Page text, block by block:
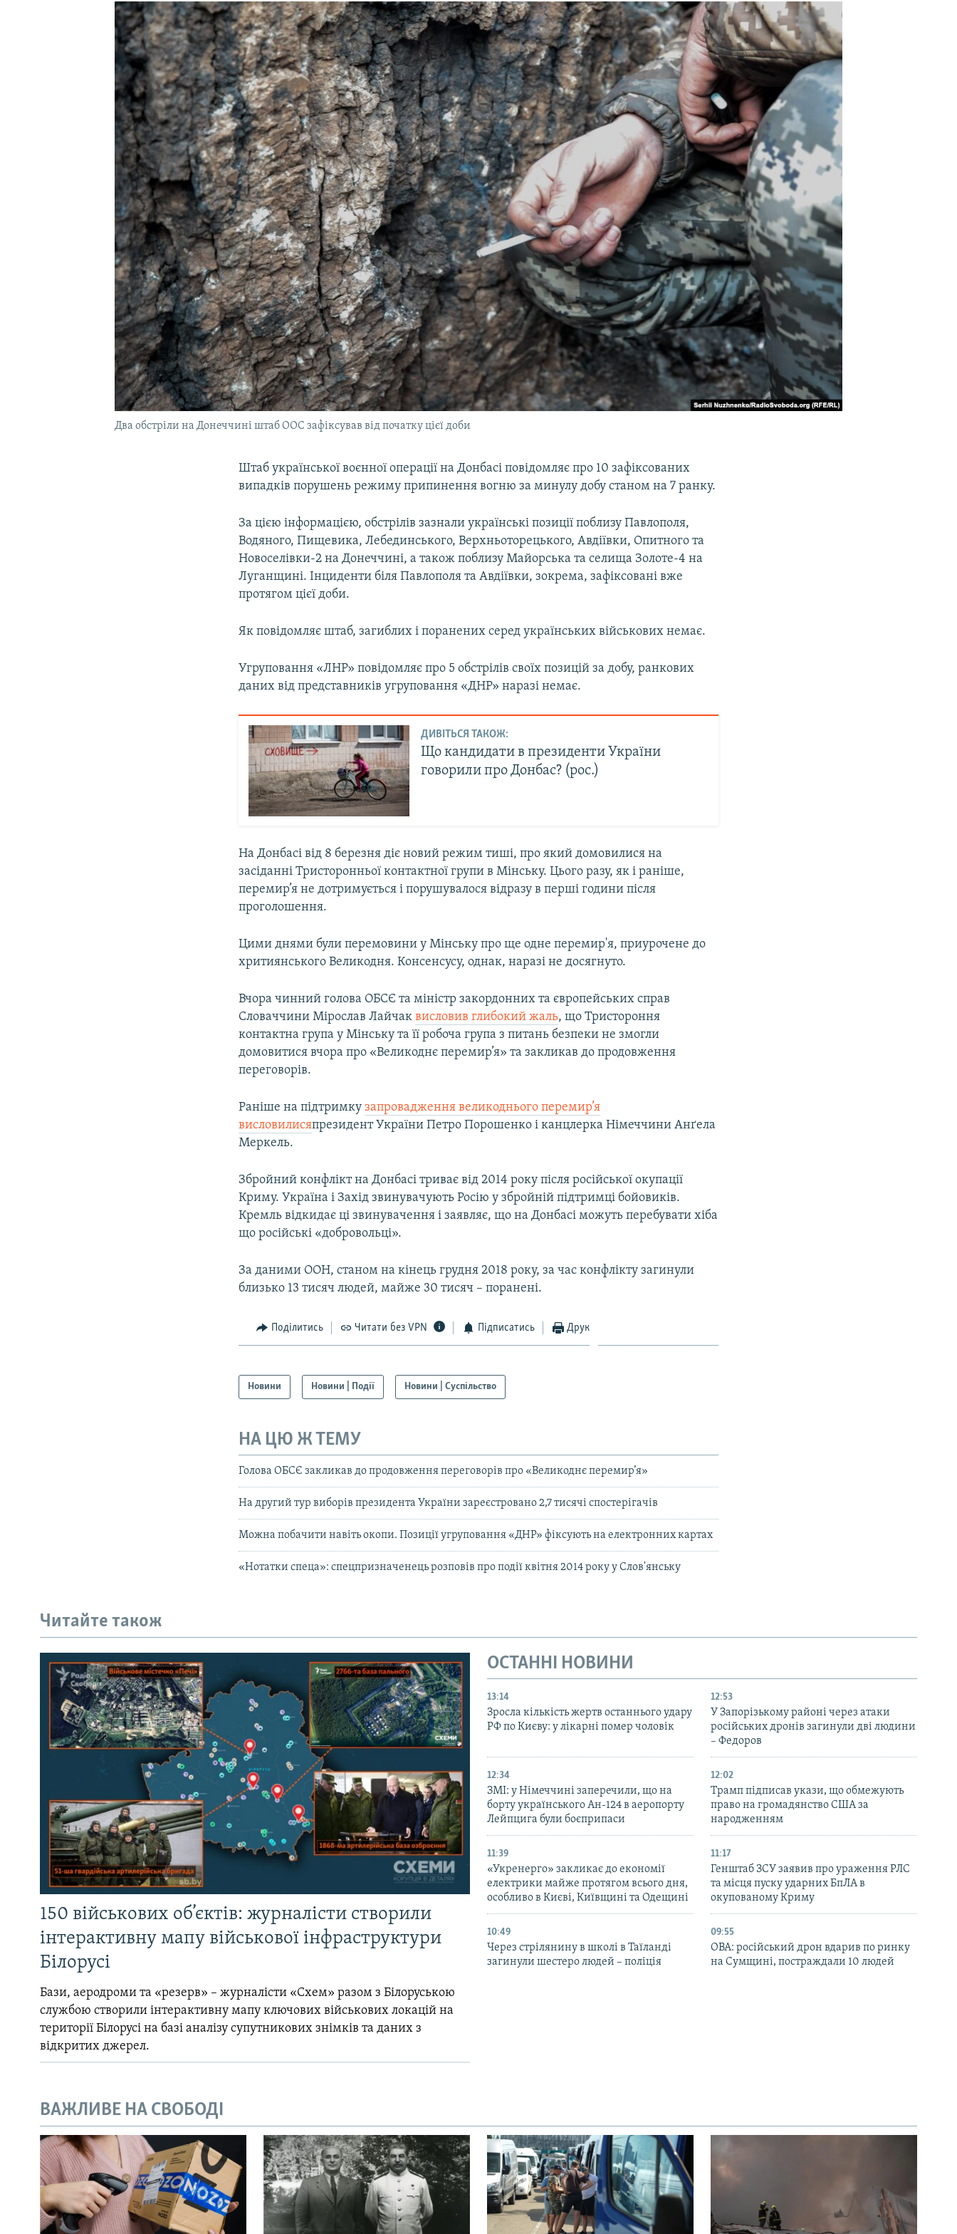
Два обстріли на Донеччині штаб ООС зафіксував від початку цієї доби
Штаб української воєнної операції на Донбасі повідомляє про 10 зафіксованих
випадків порушень режиму припинення вогню за минулу добу станом на 7 ранку.
За цією інформацією, обстрілів зазнали українські позиції поблизу Павлополя,
Водяного, Пищевика, Лебединського, Верхньоторецького, Авдіївки, Опитного та
Новоселівки-2 на Донеччині, а також поблизу Майорська та селища Золоте-4 на
Луганщині. Інциденти біля Павлополя та Авдіївки, зокрема, зафіксовані вже
протягом цієї доби.
Як повідомляє штаб, загиблих і поранених серед українських військових немає.
Угруповання «ЛНР» повідомляє про 5 обстрілів своїх позицій за добу, ранкових
даних від представників угруповання «ДНР» наразі немає.
ДИВІТЬСЯ ТАКОЖ:
Що кандидати в президенти України
говорили про Донбас? (рос.)
На Донбасі від 8 березня діє новий режим тиші, про який домовилися на
засіданні Тристоронньої контактної групи в Мінську. Цього разу, як і раніше,
перемир’я не дотримується і порушувалося відразу в перші години після
проголошення.
Цими днями були перемовини у Мінську про ще одне перемир'я, приурочене до
хритиянського Великодня. Консенсусу, однак, наразі не досягнуто.
Вчора чинний голова ОБСЄ та міністр закордонних та європейських справ
Словаччини Мірослав Лайчаквисловив глибокий жаль, що Тристороння
контактна група у Мінську та її робоча група з питань безпеки не змогли
домовитися вчора про «Великоднє перемир’я» та закликав до продовження
переговорів.
Раніше на підтримкузапровадження великоднього перемир’я
висловилисяпрезидент України Петро Порошенко і канцлерка Німеччини Анґела
Меркель.
Збройний конфлікт на Донбасі триває від 2014 року після російської окупації
Криму. Україна і Захід звинувачують Росію у збройній підтримці бойовиків.
Кремль відкидає ці звинувачення і заявляє, що на Донбасі можуть перебувати хіба
що російські «добровольці».
За даними ООН, станом на кінець грудня 2018 року, за час конфлікту загинули
близько 13 тисяч людей, майже 30 тисяч – поранені.
Поділитись Читати без VPN Підписатись Друк
Новини Новини | Події Новини | Суспільство
НА ЦЮ Ж ТЕМУ
Голова ОБСЄ закликав до продовження переговорів про «Великоднє перемир’я»
На другий тур виборів президента України зареєстровано 2,7 тисячі спостерігачів
Можна побачити навіть окопи. Позиції угруповання «ДНР» фіксують на електронних картах
«Нотатки спеца»: спецпризначенець розповів про події квітня 2014 року у Слов'янську
Читайте також
150 військових об’єктів: журналісти створили
інтерактивну мапу військової інфраструктури
Білорусі
Бази, аеродроми та «резерв» – журналісти «Схем» разом з Білоруською
службою створили інтерактивну мапу ключових військових локацій на
території Білорусі на базі аналізу супутникових знімків та даних з
відкритих джерел.
ОСТАННІ НОВИНИ
13:14
Зросла кількість жертв останнього удару
РФ по Києву: у лікарні помер чоловік
12:53
У Запорізькому районі через атаки
російських дронів загинули дві людини
– Федоров
12:34
ЗМІ: у Німеччині заперечили, що на
борту українського Ан-124 в аеропорту
Лейпцига були боєприпаси
12:02
Трамп підписав укази, що обмежують
право на громадянство США за
народженням
11:39
«Укренерго» закликає до економії
електрики майже протягом всього дня,
особливо в Києві, Київщині та Одещині
11:17
Генштаб ЗСУ заявив про ураження РЛС
та місця пуску ударних БпЛА в
окупованому Криму
10:49
Через стрілянину в школі в Таїланді
загинули шестеро людей – поліція
09:55
ОВА: російський дрон вдарив по ринку
на Сумщині, постраждали 10 людей
ВАЖЛИВЕ НА СВОБОДІ